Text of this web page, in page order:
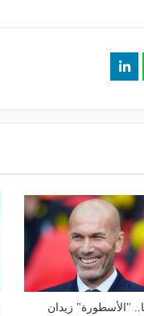
"الأسطورة" زيدان